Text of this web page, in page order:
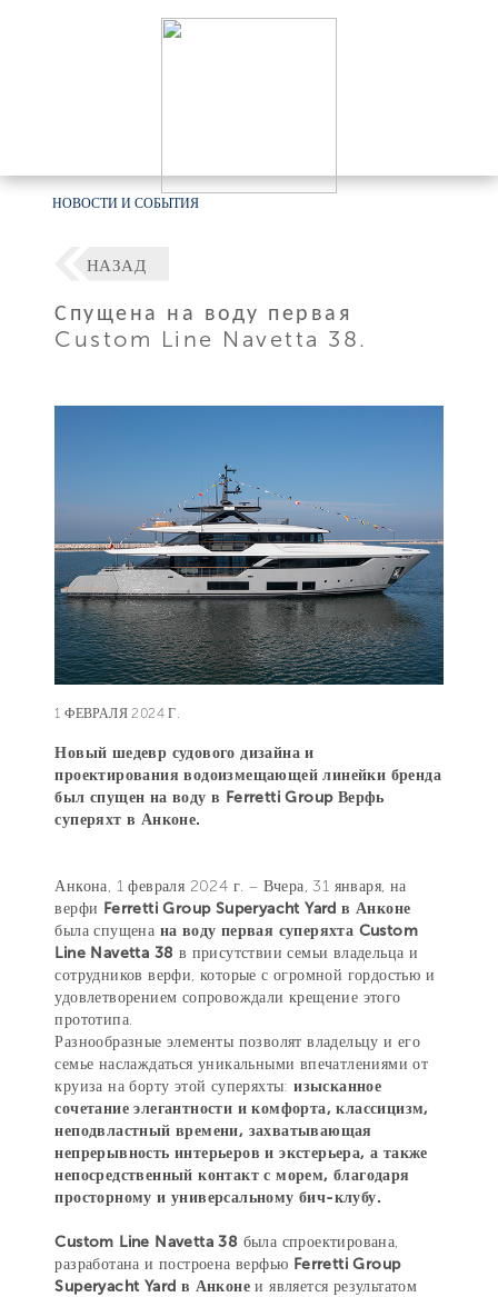
НОВОСТИ И СОБЫТИЯ
НАЗАД
Спущена на воду первая
Custom Line Navetta 38.
1 ФЕВРАЛЯ 2024 Г.
Новый шедевр судового дизайна и
проектирования водоизмещающей линейки бренда
был спущен на воду в Ferretti Group Верфь
суперяхт в Анконе.
Анкона, 1 февраля 2024 г. – Вчера, 31 января, на
верфи Ferretti Group Superyacht Yard в Анконе
была спущена на воду первая суперяхта Custom
Line Navetta 38 в присутствии семьи владельца и
сотрудников верфи, которые с огромной гордостью и
удовлетворением сопровождали крещение этого
прототипа.
Разнообразные элементы позволят владельцу и его
семье наслаждаться уникальными впечатлениями от
круиза на борту этой суперяхты:изысканное
сочетание элегантности и комфорта, классицизм,
неподвластный времени, захватывающая
непрерывность интерьеров и экстерьера, а также
непосредственный контакт с морем, благодаря
просторному и универсальному бич-клубу.
Custom Line Navetta 38 была спроектирована,
разработана и построена верфью Ferretti Group
Superyacht Yard в Анконеи является результатом